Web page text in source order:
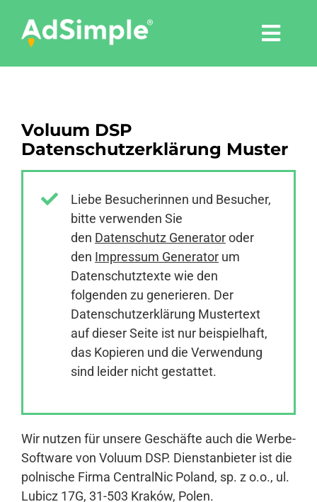
content
Tools
Pressemitteilungen
Anmelden
Voluum DSP
Datenschutzerklärung Muster
Liebe Besucherinnen und Besucher,
bitte verwenden Sie
den Datenschutz Generatoroder
den Impressum Generator um
Datenschutztexte wie den
folgenden zu generieren. Der
Datenschutzerklärung Mustertext
auf dieser Seite ist nur beispielhaft,
das Kopieren und die Verwendung
sind leider nicht gestattet.
Wir nutzen für unsere Geschäfte auch die Werbe-
Software von Voluum DSP. Dienstanbieter ist die
polnische Firma CentralNic Poland, sp. z o.o., ul.
Lubicz 17G, 31-503 Kraków, Polen.